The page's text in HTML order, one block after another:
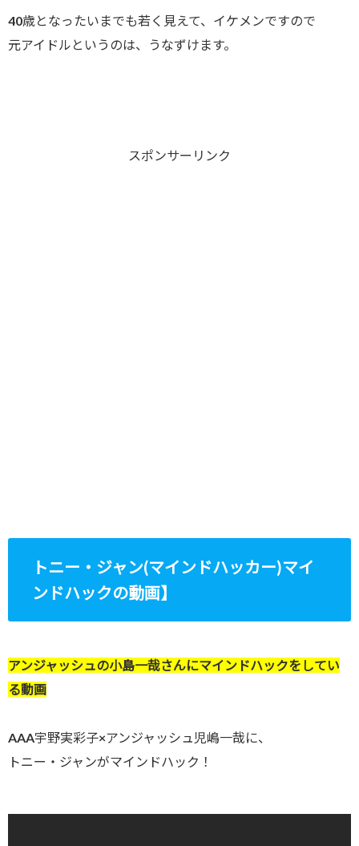
40歳となったいまでも若く見えて、イケメンですので
元アイドルというのは、うなずけます。
スポンサーリンク
トニー・ジャン(マインドハッカー)マイ
ンドハックの動画】
アンジャッシュの小島一哉さんにマインドハックをしてい
る動画
AAA宇野実彩子×アンジャッシュ児嶋一哉に、
トニー・ジャンがマインドハック！